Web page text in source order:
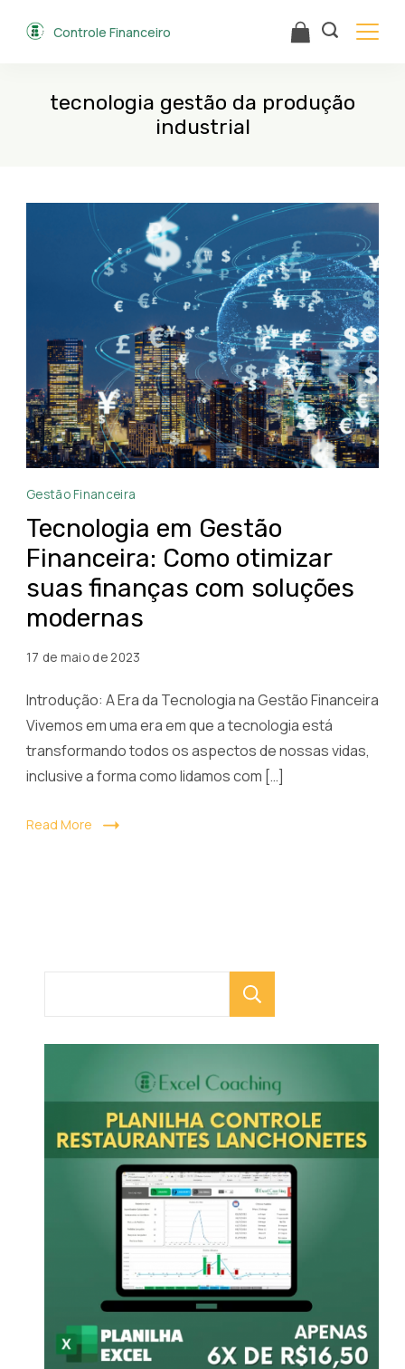
Controle Financeiro
tecnologia gestão da produção
industrial
Tecnologia
Gestão
Financeira
Como
otimizar
suas
finanças
soluções
modernas
Gestão Financeira
Tecnologia em Gestão
Financeira: Como otimizar
suas finanças com soluções
modernas
17 de maio de 2023
Introdução: A Era da Tecnologia na Gestão Financeira
Vivemos em uma era em que a tecnologia está
transformando todos os aspectos de nossas vidas,
inclusive a forma como lidamos com […]
Read More